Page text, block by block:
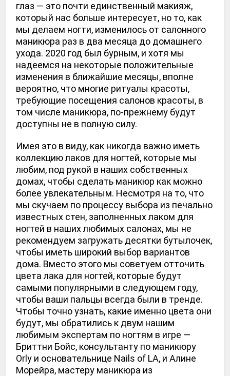
глаз — это почти единственный макияж,
который нас больше интересует, но то, как
мы делаем ногти, изменилось от салонного
маникюра раз в два месяца до домашнего
ухода. 2020 год был бурным, и хотя мы
надеемся на некоторые положительные
изменения в ближайшие месяцы, вполне
вероятно, что многие ритуалы красоты,
требующие посещения салонов красоты, в
том числе маникюра, по-прежнему будут
доступны не в полную силу.
Имея это в виду, как никогда важно иметь
коллекцию лаков для ногтей, которые мы
любим, под рукой в ​​наших собственных
домах, чтобы сделать маникюр как можно
более увлекательным. Несмотря на то, что
мы скучаем по процессу выбора из печально
известных стен, заполненных лаком для
ногтей в наших любимых салонах, мы не
рекомендуем загружать десятки бутылочек,
чтобы иметь широкий выбор вариантов
дома. Вместо этого мы советуем отточить
цвета лака для ногтей, которые будут
самыми популярными в следующем году,
чтобы ваши пальцы всегда были в тренде.
Чтобы точно узнать, какие именно цвета они
будут, мы обратились к двум нашим
любимым экспертам по ногтям в игре —
Бриттни Бойс, консультанту по маникюру
Orly и основательнице Nails of LA, и Алине
Морейра, мастеру маникюра из